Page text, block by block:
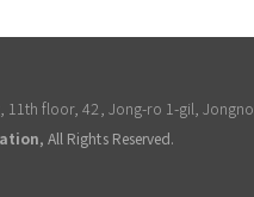
11th floor, 42, Jong-ro 1-gil,
, All Rights Reserved.